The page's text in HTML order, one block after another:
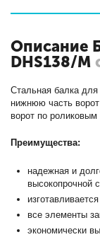
Описание
DHS138/M
Стальная балка для
нижнюю часть
ворот по роликовым
Преимущества:
надежная и
высокопрочной
все элементы
экономически